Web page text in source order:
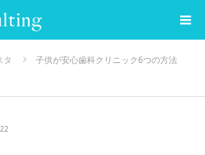
タ
子供が安心歯科クリニック6つの方法